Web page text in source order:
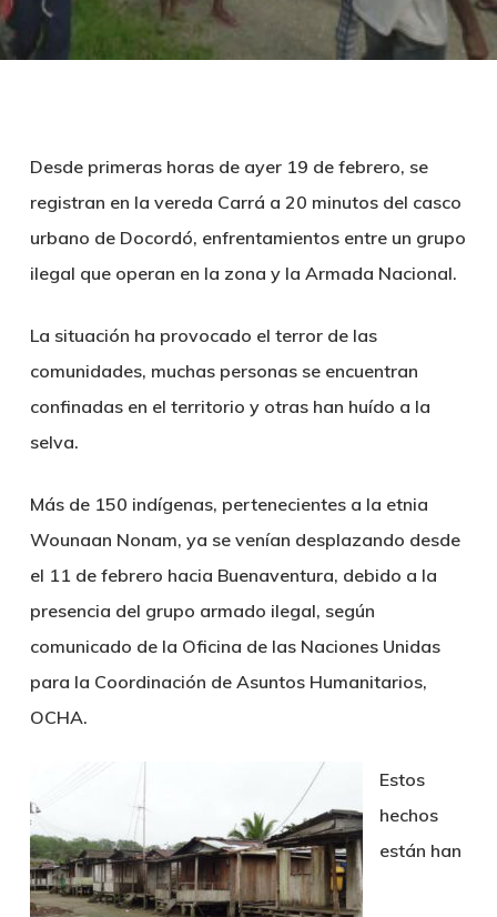
Desde primeras horas de ayer 19 de febrero, se
registran en la vereda Carrá a 20 minutos del casco
urbano de Docordó, enfrentamientos entre un grupo
ilegal que operan en la zona y la Armada Nacional.
La situación ha provocado el terror de las
comunidades, muchas personas se encuentran
confinadas en el territorio y otras han huído a la
selva.
Más de 150 indígenas, pertenecientes a la etnia
Wounaan Nonam, ya se venían desplazando desde
el 11 de febrero hacia Buenaventura, debido a la
presencia del grupo armado ilegal, según
comunicado de la Oficina de las Naciones Unidas
para la Coordinación de Asuntos Humanitarios,
OCHA.
Estos
hechos
están han